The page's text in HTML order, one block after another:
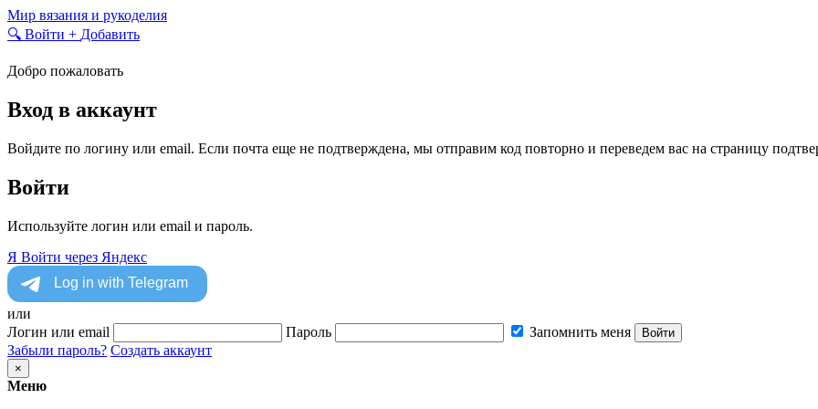
Skip
to
Мир вязания и рукоделия
🔍 Войти + Добавить
Добро пожаловать
Вход в аккаунт
Войдите по логину или email. Если почта еще не подтверждена, мы отправим код повторно и переведем вас на страницу
Войти
Используйте логин или email и пароль.
Я Войти через Яндекс
или
Логин или email
Пароль Запомнить меня Войти
Забыли пароль? Создать аккаунт
×
Меню